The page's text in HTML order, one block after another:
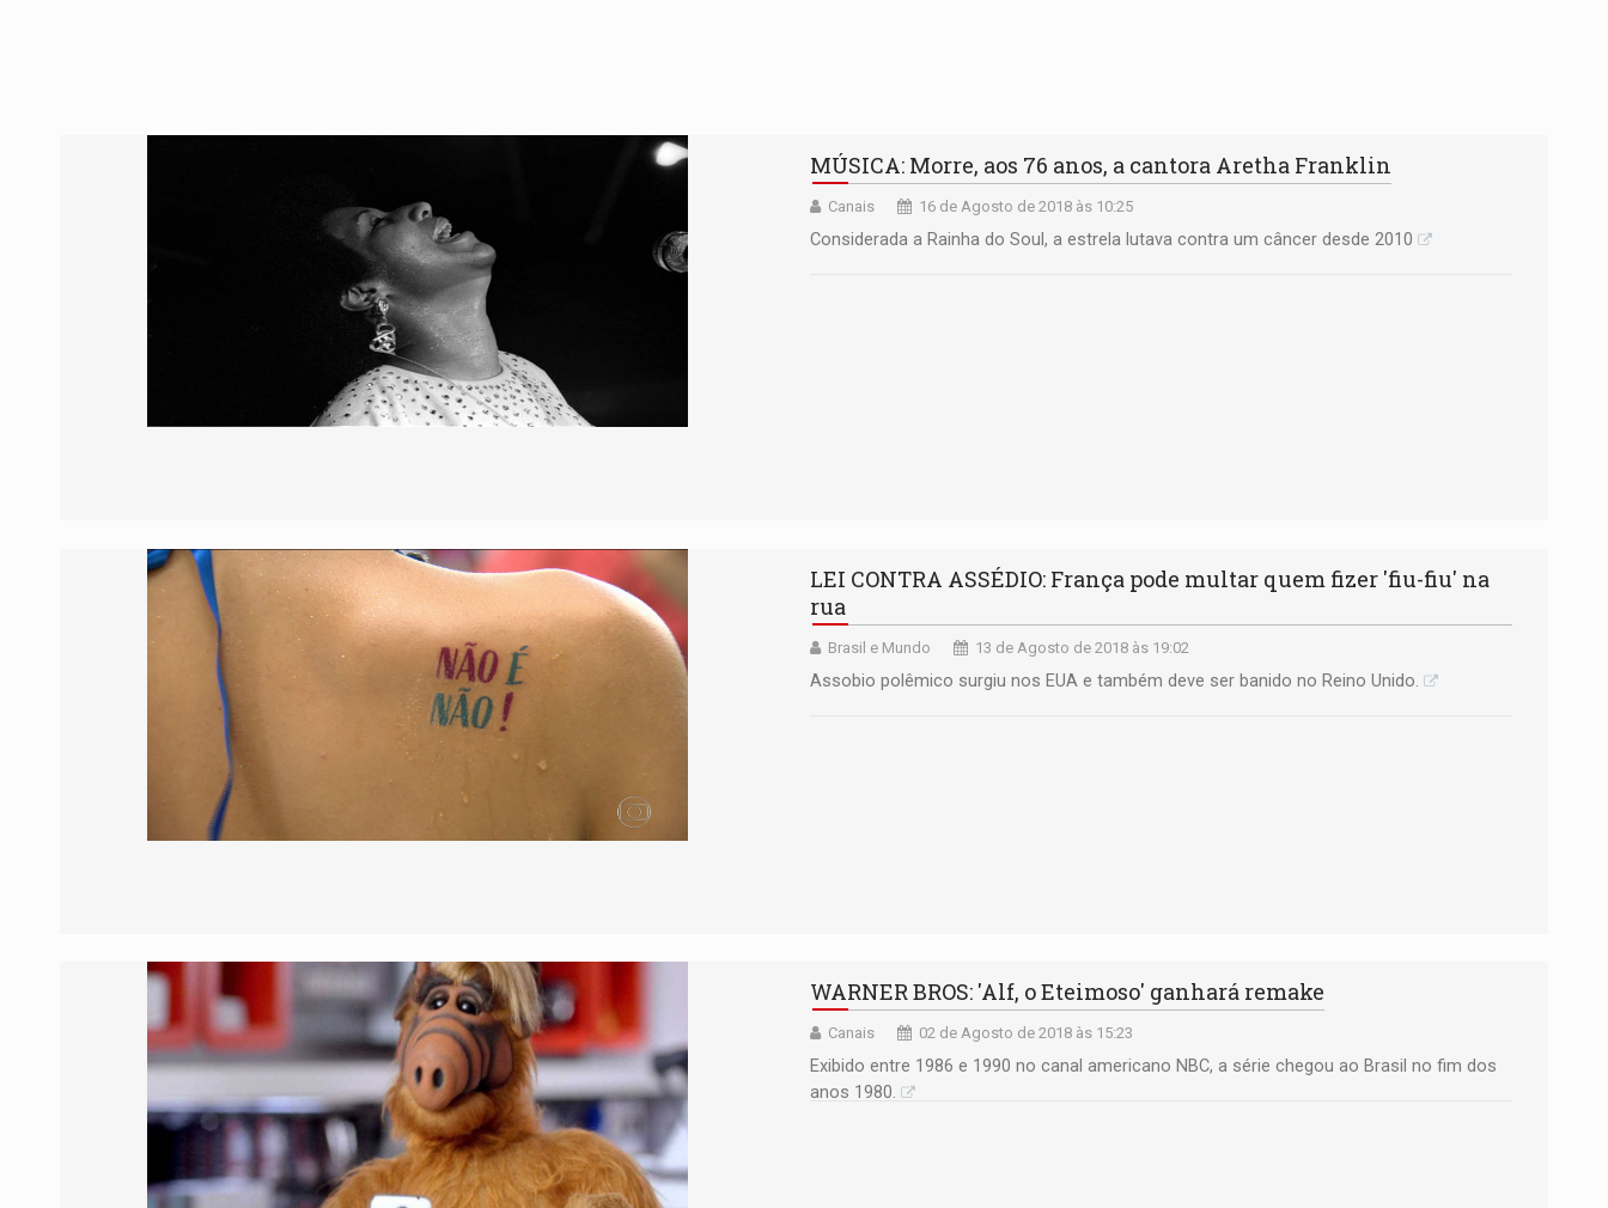
MÚSICA: Morre, aos 76 anos, a cantora Aretha Franklin
Canais 16 de Agosto de 2018 às 10:25
Considerada a Rainha do Soul, a estrela lutava contra um câncer desde 2010
LEI CONTRA ASSÉDIO: França pode multar quem fizer 'fiu-fiu' na
rua
Brasil e Mundo 13 de Agosto de 2018 às 19:02
Assobio polêmico surgiu nos EUA e também deve ser banido no Reino Unido.
WARNER BROS: 'Alf, o Eteimoso' ganhará remake
Canais 02 de Agosto de 2018 às 15:23
Exibido entre 1986 e 1990 no canal americano NBC, a série chegou ao Brasil no fim dos
anos 1980.